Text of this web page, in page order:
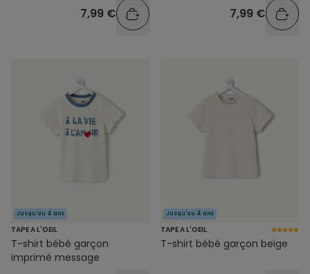
7,99 € 7,99 €
Jusqu'au 4 ans
TAPE A L'OEIL
T-shirt bébé garçon
imprimé message
Jusqu'au 4 ans
TAPE A L'OEIL
T-shirt bébé garçon beige